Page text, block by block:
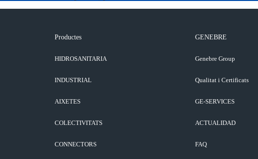
Productes
HIDROSANITARIA
INDUSTRIAL
AIXETES
COLECTIVITATS
CONNECTORS
GENEBRE
Genebre Group
Qualitat i Certificats
GE-SERVICES
ACTUALIDAD
FAQ